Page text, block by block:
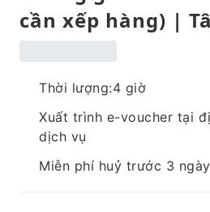
cần xếp hàng) |
Thời lượng:4 giờ
Xuất trình e-voucher tại
dịch vụ
Miễn phí huỷ trước 3 ngày